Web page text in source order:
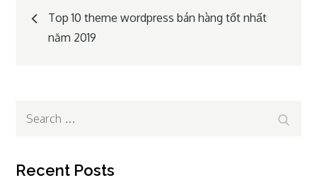
Post
navigation
Top 10 theme wordpress bán hàng tốt nhất
năm 2019
Search
Recent Posts